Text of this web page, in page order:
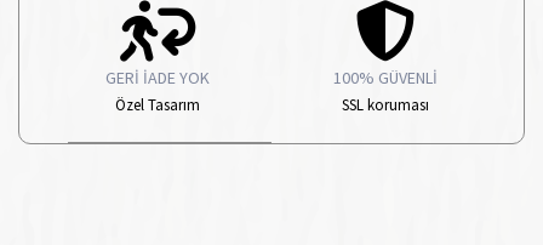
GERİ İADE YOK
Özel Tasarım
100% GÜVENLİ
SSL koruması